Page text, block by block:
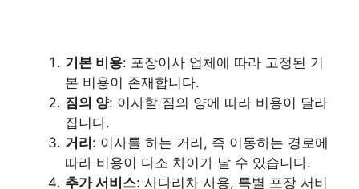
기본 비용: 포장이사 업체에 따라 고정된 기
본 비용이 존재합니다.
짐의 양: 이사할 짐의 양에 따라 비용이 달라
집니다.
거리 : 이사를 하는 거리, 즉 이동하는 경로에
따라 비용이 다소 차이가 날 수 있습니다.
추가 서비스: 사다리차 사용, 특별 포장 서비